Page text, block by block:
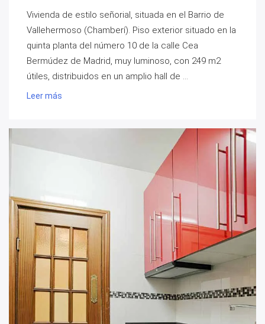
Vivienda de estilo señorial, situada en el Barrio de
Vallehermoso (Chamberí). Piso exterior situado en la
quinta planta del número 10 de la calle Cea
Bermúdez de Madrid, muy luminoso, con 249 m2
útiles, distribuidos en un amplio hall de ...
Leer más